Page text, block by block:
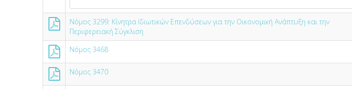
Νόμος 3299: Κίνητρα Ιδιωτικών Επενδύσεων για την Οικονομική Ανάπτυξη και την
Περιφερειακή Σύγκλιση
Νόμος 3468
Νόμος 3470